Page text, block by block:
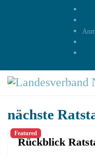
nächste
Featured
Rückblick